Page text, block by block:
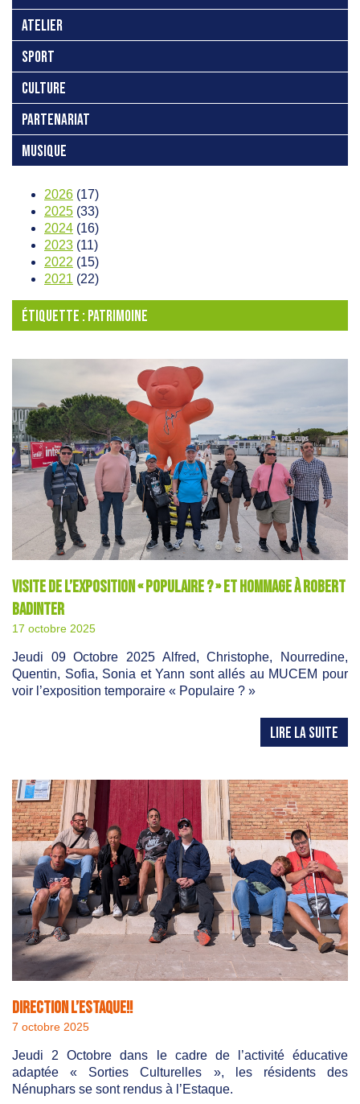
ATELIER
SPORT
CULTURE
PARTENARIAT
MUSIQUE
2026 (17)
2025 (33)
2024 (16)
2023 (11)
2022 (15)
2021 (22)
ÉTIQUETTE :PATRIMOINE
Visite de l’exposition « Populaire ? » et hommage à Robert
Badinter
17 octobre 2025
Jeudi 09 Octobre 2025 Alfred, Christophe, Nourredine,
Quentin, Sofia, Sonia et Yann sont allés au MUCEM pour
voir l’exposition temporaire « Populaire ? »
LIRE LA SUITE
Direction l’Estaque!!
7 octobre 2025
Jeudi 2 Octobre dans le cadre de l’activité éducative
adaptée « Sorties Culturelles », les résidents des
Nénuphars se sont rendus à l’Estaque.